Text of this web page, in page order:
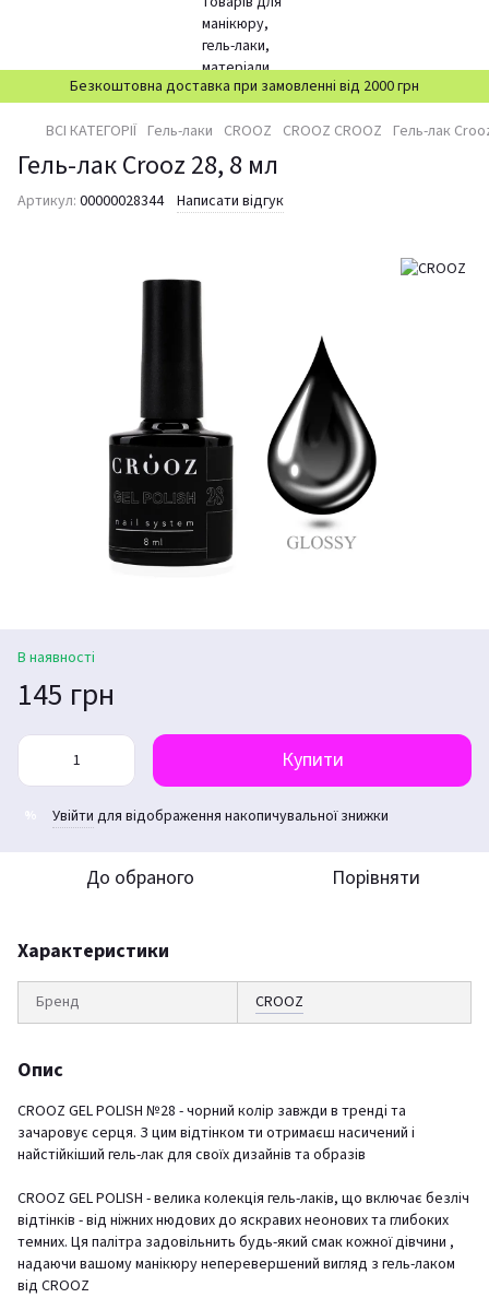
Безкоштовна доставка при замовленні від 2000 грн
ВСІ КАТЕГОРІЇ Гель-лаки CROOZ CROOZ CROOZ Гель-лак
Гель-лак Crooz 28, 8 мл
Артикул: 00000028344 Написати відгук
В наявності
145 грн
Купити
Увійти для відображення накопичувальної знижки
До обраного Порівняти
Характеристики
Бренд CROOZ
Опис
CROOZ GEL POLISH №28 - чорний колір завжди в тренді та
зачаровує серця. З цим відтінком ти отримаєш насичений і
найстійкіший гель-лак для своїх дизайнів та образів
CROOZ GEL POLISH - велика колекція гель-лаків, що включає безліч
відтінків - від ніжних нюдових до яскравих неонових та глибоких
темних. Ця палітра задовільнить будь-який смак кожної дівчини ,
надаючи вашому манікюру неперевершений вигляд з гель-лаком
від CROOZ